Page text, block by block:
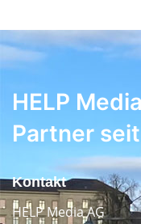
HELP
Partner
Kontakt
HELP Media AG